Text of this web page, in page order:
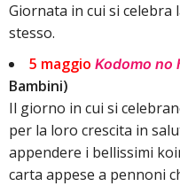
Giornata in cui si celebra
stesso.
5 maggio Kodomo no
Bambini)
Il giorno in cui si
per la loro crescita in
appendere i bellissimi
carta appese a pennoni